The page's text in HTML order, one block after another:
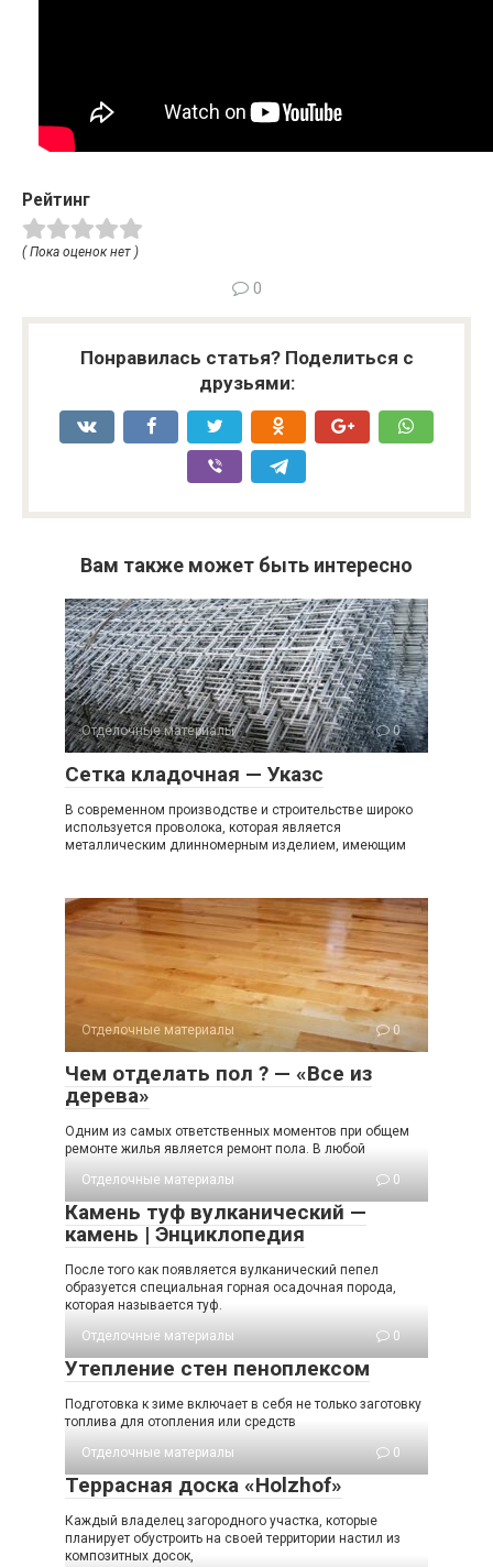
Рейтинг
( Пока оценок нет )
0
Понравилась статья? Поделиться с
друзьями:
Вам также может быть интересно
Отделочные материалы 0
Сетка кладочная — Указс
В современном производстве и строительстве широко
используется проволока, которая является
металлическим длинномерным изделием, имеющим
Отделочные материалы 0
Чем отделать пол ? — «Все из
дерева»
Одним из самых ответственных моментов при общем
ремонте жилья является ремонт пола. В любой
Отделочные материалы
0
Камень туф вулканический —
камень | Энциклопедия
После того как появляется вулканический пепел
образуется специальная горная осадочная порода,
которая называется туф.
Отделочные материалы
0
Утепление стен пеноплексом
Подготовка к зиме включает в себя не только заготовку
топлива для отопления или средств
Отделочные материалы
0
Террасная доска «Holzhof»
Каждый владелец загородного участка, которые
планирует обустроить на своей территории настил из
композитных досок,